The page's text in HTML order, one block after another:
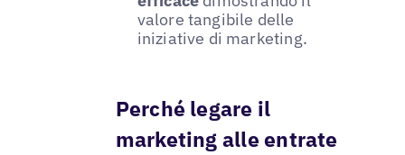
valore tangibile delle
iniziative di marketing.
Perché legare il
marketing alle entrate